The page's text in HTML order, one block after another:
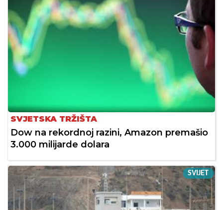
SVJETSKA TRŽIŠTA
Dow na rekordnoj razini, Amazon premašio
3.000 milijarde dolara
SVIJET